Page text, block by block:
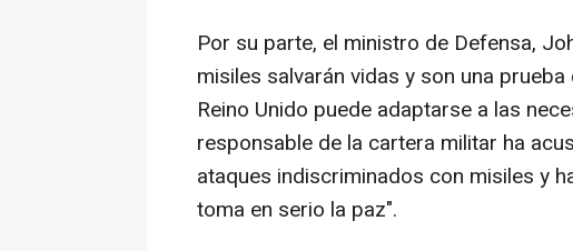
Por su parte, el ministro de Defensa,
misiles salvarán vidas y son una
Reino Unido puede adaptarse a las
responsable de la cartera militar ha
ataques indiscriminados con misiles y
toma en serio la paz".